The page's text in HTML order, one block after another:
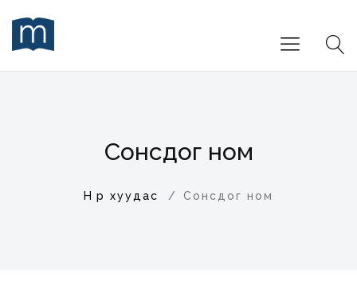
Сонсдог ном
Нүүр хуудас Сонсдог ном